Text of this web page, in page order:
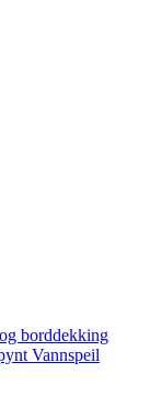
borddekking
Vannspeil